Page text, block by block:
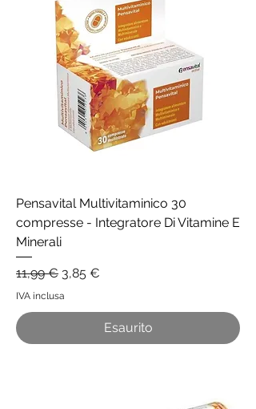
Pensavital Multivitaminico 30
compresse - Integratore Di Vitamine E
Minerali
Prezzo regolare
11,99 € Prezzo scontato
3,85 €
IVA inclusa
Esaurito